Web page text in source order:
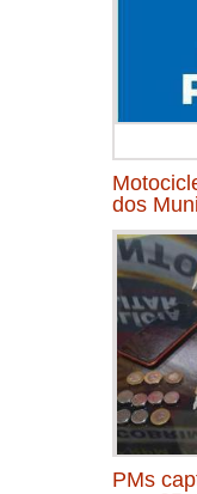
dos
PMs